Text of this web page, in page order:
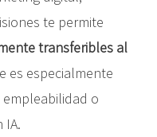
te permite
transferibles al
es especialmente
o
IA.